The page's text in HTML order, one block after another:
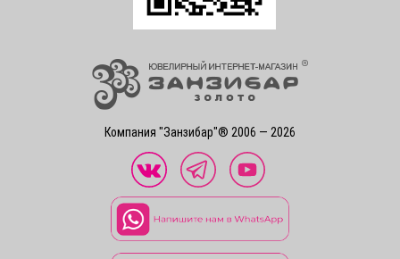
Компания "Занзибар"® 2006 — 2026